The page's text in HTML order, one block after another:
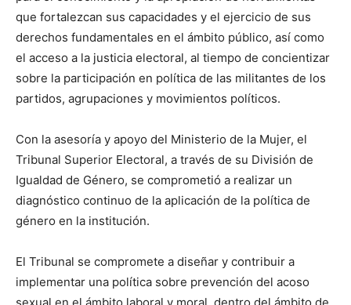
que fortalezcan sus capacidades y el ejercicio de sus
derechos fundamentales en el ámbito público, así como
el acceso a la justicia electoral, al tiempo de concientizar
sobre la participación en política de las militantes de los
partidos, agrupaciones y movimientos políticos.
Con la asesoría y apoyo del Ministerio de la Mujer, el
Tribunal Superior Electoral, a través de su División de
Igualdad de Género, se comprometió a realizar un
diagnóstico continuo de la aplicación de la política de
género en la institución.
El Tribunal se compromete a diseñar y contribuir a
implementar una política sobre prevención del acoso